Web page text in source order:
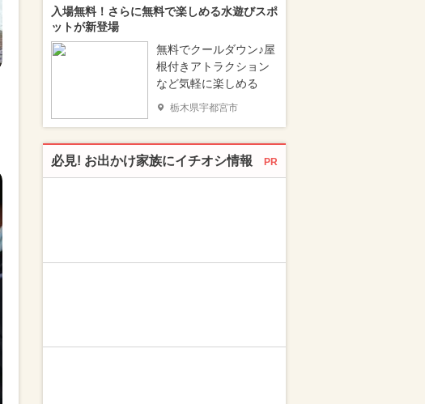
入場無料！さらに無料で楽しめる水遊びスポ
ットが新登場
無料でクールダウン♪屋
根付きアトラクション
など気軽に楽しめる
栃木県宇都宮市
必見! お出かけ家族にイチオシ情報 PR